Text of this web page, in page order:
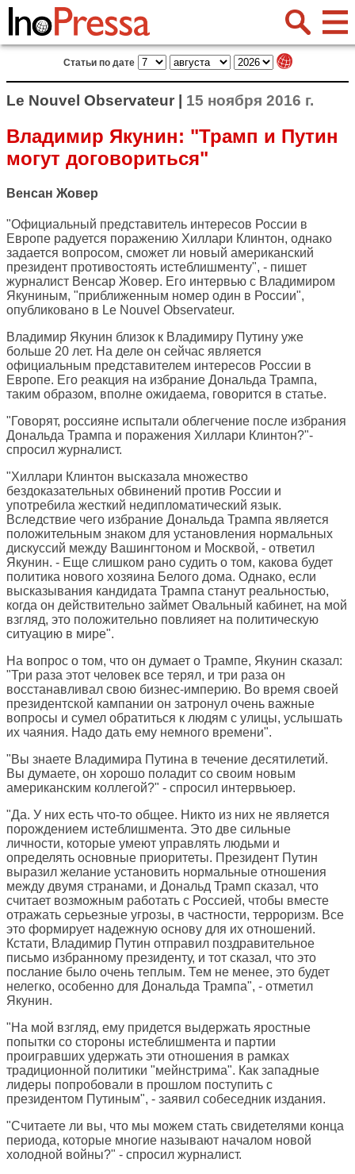
Статьи по дате
Le Nouvel Observateur | 15 ноября 2016 г.
Владимир Якунин: "Трамп и Путин
могут договориться"
Венсан Жовер
"Официальный представитель интересов России в
Европе радуется поражению Хиллари Клинтон, однако
задается вопросом, сможет ли новый американский
президент противостоять истеблишменту", - пишет
журналист Венсар Жовер. Его интервью с Владимиром
Якуниным, "приближенным номер один в России",
опубликовано в Le Nouvel Observateur.
Владимир Якунин близок к Владимиру Путину уже
больше 20 лет. На деле он сейчас является
официальным представителем интересов России в
Европе. Его реакция на избрание Дональда Трампа,
таким образом, вполне ожидаема, говорится в статье.
"Говорят, россияне испытали облегчение после избрания
Дональда Трампа и поражения Хиллари Клинтон?"-
спросил журналист.
"Хиллари Клинтон высказала множество
бездоказательных обвинений против России и
употребила жесткий недипломатический язык.
Вследствие чего избрание Дональда Трампа является
положительным знаком для установления нормальных
дискуссий между Вашингтоном и Москвой, - ответил
Якунин. - Еще слишком рано судить о том, какова будет
политика нового хозяина Белого дома. Однако, если
высказывания кандидата Трампа станут реальностью,
когда он действительно займет Овальный кабинет, на мой
взгляд, это положительно повлияет на политическую
ситуацию в мире".
На вопрос о том, что он думает о Трампе, Якунин сказал:
"Три раза этот человек все терял, и три раза он
восстанавливал свою бизнес-империю. Во время своей
президентской кампании он затронул очень важные
вопросы и сумел обратиться к людям с улицы, услышать
их чаяния. Надо дать ему немного времени".
"Вы знаете Владимира Путина в течение десятилетий.
Вы думаете, он хорошо поладит со своим новым
американским коллегой?" - спросил интервьюер.
"Да. У них есть что-то общее. Никто из них не является
порождением истеблишмента. Это две сильные
личности, которые умеют управлять людьми и
определять основные приоритеты. Президент Путин
выразил желание установить нормальные отношения
между двумя странами, и Дональд Трамп сказал, что
считает возможным работать с Россией, чтобы вместе
отражать серьезные угрозы, в частности, терроризм. Все
это формирует надежную основу для их отношений.
Кстати, Владимир Путин отправил поздравительное
письмо избранному президенту, и тот сказал, что это
послание было очень теплым. Тем не менее, это будет
нелегко, особенно для Дональда Трампа", - отметил
Якунин.
"На мой взгляд, ему придется выдержать яростные
попытки со стороны истеблишмента и партии
проигравших удержать эти отношения в рамках
традиционной политики "мейнстрима". Как западные
лидеры попробовали в прошлом поступить с
президентом Путиным", - заявил собеседник издания.
"Считаете ли вы, что мы можем стать свидетелями конца
периода, которые многие называют началом новой
холодной войны?" - спросил журналист.